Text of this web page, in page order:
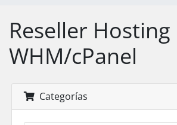
Reseller Hosting
WHM/cPanel
Categorías